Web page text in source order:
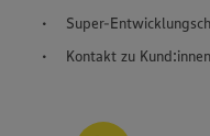
Super-
Kontakt zu Kund:innen